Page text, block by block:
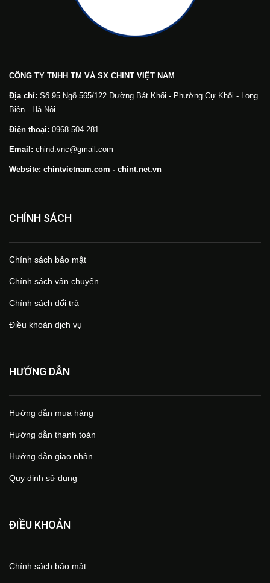
CÔNG TY TNHH TM VÀ SX CHINT VIỆT NAM
Địa chỉ: Số 95 Ngõ 565/122 Đường Bát Khối - Phường Cự Khối - Long
Biên - Hà Nội
Điện thoại: 0968.504.281
Email: chind.vnc@gmail.com
Website: chintvietnam.com - chint.net.vn
CHÍNH SÁCH
Chính sách bảo mật
Chính sách vận chuyển
Chính sách đổi trả
Điều khoản dịch vụ
HƯỚNG DẪN
Hướng dẫn mua hàng
Hướng dẫn thanh toán
Hướng dẫn giao nhận
Quy định sử dụng
ĐIỀU KHOẢN
Chính sách bảo mật